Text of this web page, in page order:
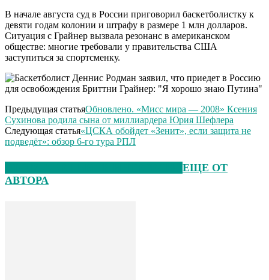
В начале августа суд в России приговорил баскетболистку к
девяти годам колонии и штрафу в размере 1 млн долларов.
Ситуация с Грайнер вызвала резонанс в американском
обществе: многие требовали у правительства США
заступиться за спортсменку.
Предыдущая статьяОбновлено. «Мисс мира — 2008» Ксения
Сухинова родила сына от миллиардера Юрия Шефлера
Следующая статья«ЦСКА обойдет «Зенит», если защита не
подведёт»: обзор 6-го тура РПЛ
ЕЩЕ ОТ
АВТОРА